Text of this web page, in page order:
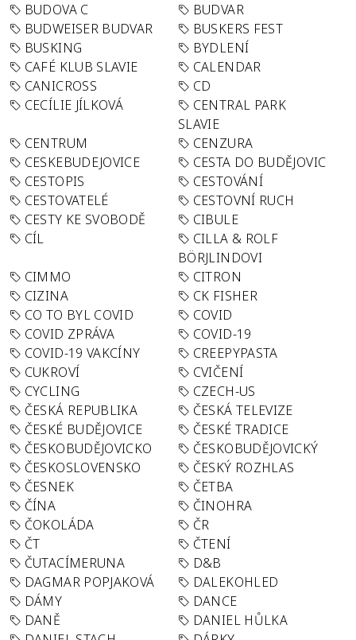
BUDOVA C
BUDVAR
BUDWEISER BUDVAR
BUSKERS FEST
BUSKING
BYDLENÍ
CAFÉ KLUB SLAVIE
CALENDAR
CANICROSS
CD
CECÍLIE JÍLKOVÁ
CENTRAL PARK
SLAVIE
CENTRUM
CENZURA
CESKEBUDEJOVICE
CESTA DO BUDĚJOVIC
CESTOPIS
CESTOVÁNÍ
CESTOVATELÉ
CESTOVNÍ RUCH
CESTY KE SVOBODĚ
CIBULE
CÍL
CILLA & ROLF
BÖRJLINDOVI
CIMMO
CITRON
CIZINA
CK FISHER
CO TO BYL COVID
COVID
COVID ZPRÁVA
COVID-19
COVID-19 VAKCÍNY
CREEPYPASTA
CUKROVÍ
CVIČENÍ
CYCLING
CZECH-US
ČESKÁ REPUBLIKA
ČESKÁ TELEVIZE
ČESKÉ BUDĚJOVICE
ČESKÉ TRADICE
ČESKOBUDĚJOVICKO
ČESKOBUDĚJOVICKÝ
ČESKOSLOVENSKO
ČESKÝ ROZHLAS
ČESNEK
ČETBA
ČÍNA
ČINOHRA
ČOKOLÁDA
ČR
ČT
ČTENÍ
ČUTACÍMERUNA
D&B
DAGMAR POPJAKOVÁ
DALEKOHLED
DÁMY
DANCE
DANĚ
DANIEL HŮLKA